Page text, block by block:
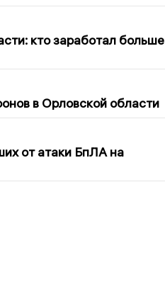
кто заработал больше
в Орловской области
от атаки БпЛА на